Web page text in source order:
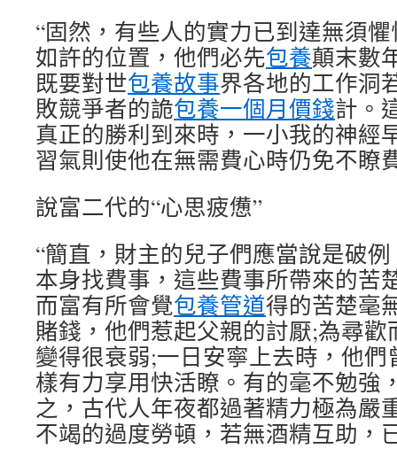
“固然，有些人的實力已到達無須
如許的位置，他們必先包養顛末數
既要對世包養故事界各地的工作洞
敗競爭者的詭包養一個月價錢計。
真正的勝利到來時，一小我的神經
習氣則使他在無需費心時仍免不瞭
說富二代的“心思疲憊”
“簡直，財主的兒子們應當說是破
本身找費事，這些費事所帶來的苦
而富有所會覺包養管道得的苦楚毫
賭錢，他們惹起父親的討厭;為尋
變得很衰弱;一日安寧上去時，他
樣有力享用快活瞭。有的毫不勉強
之，古代人年夜都過著精力極為嚴
不竭的過度勞頓，若無酒精互助，